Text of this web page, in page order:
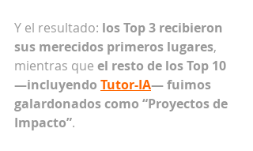
Y el resultado: los Top 3 recibieron
sus merecidos primeros lugares,
mientras que el resto de los Top 10
—incluyendo Tutor-IA— fuimos
galardonados como “Proyectos de
Impacto”.